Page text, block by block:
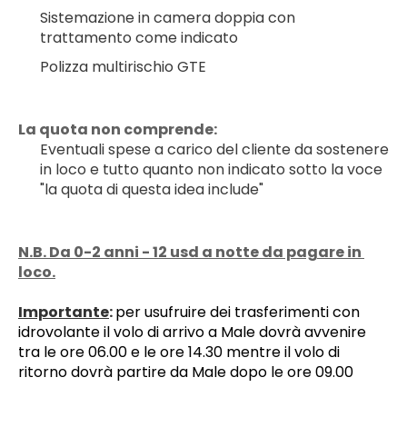
Sistemazione in camera doppia con
trattamento come indicato
Polizza multirischio GTE
La quota non comprende:
Eventuali spese a carico del cliente da sostenere
in loco e tutto quanto non indicato sotto la voce
"la quota di questa idea include"
N.B. Da 0-2 anni - 12 usd a notte da pagare in
loco.
﻿Importante: per usufruire dei trasferimenti con
idrovolante il volo di arrivo a Male dovrà avvenire
tra le ore 06.00 e le ore 14.30 mentre il volo di
ritorno dovrà partire da Male dopo le ore 09.00